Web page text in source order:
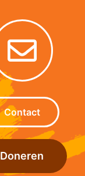
Contact
Doneren